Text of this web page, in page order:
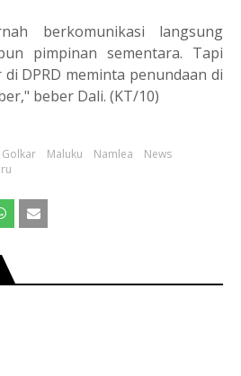
berkomunikasi langsung
pimpinan sementara. Tapi
DPRD meminta penundaan di
beber Dali. (KT/10)
Golkar Maluku Namlea
News